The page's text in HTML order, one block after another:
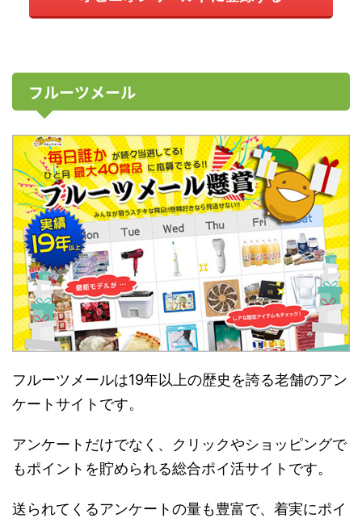
フルーツメール
フルーツメールは19年以上の歴史を誇る老舗のアン
ケートサイトです。
アンケートだけでなく、クリックやショッピングで
もポイントを貯められる総合ポイ活サイトです。
送られてくるアンケートの量も豊富で、着実にポイ